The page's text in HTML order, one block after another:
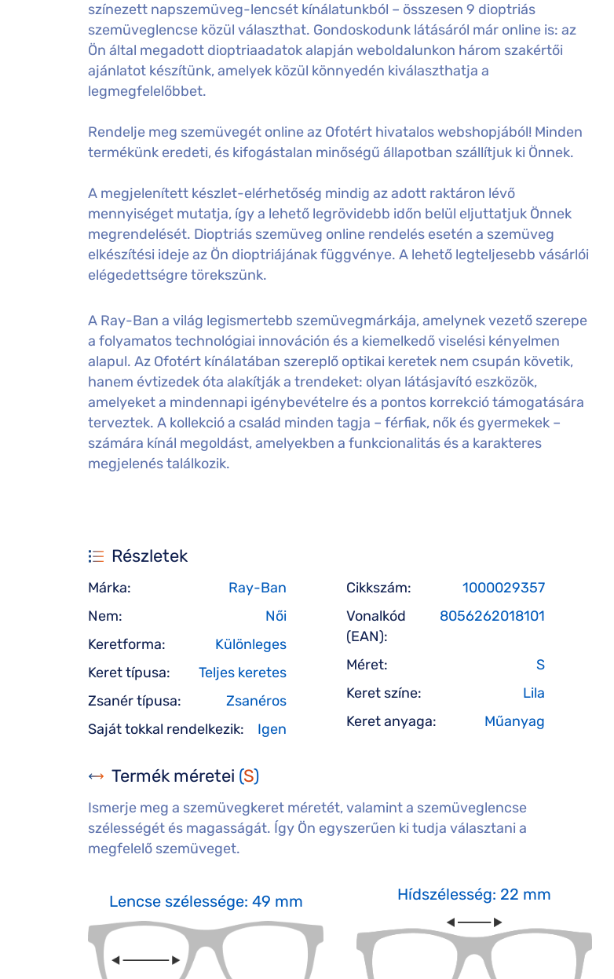
színezett napszemüveg-lencsét kínálatunkból – összesen 9 dioptriás
szemüveglencse közül választhat. Gondoskodunk látásáról már online is: az
Ön által megadott dioptriaadatok alapján weboldalunkon három szakértői
ajánlatot készítünk, amelyek közül könnyedén kiválaszthatja a
legmegfelelőbbet.
Rendelje meg szemüvegét online az Ofotért hivatalos webshopjából! Minden
termékünk eredeti, és kifogástalan minőségű állapotban szállítjuk ki Önnek.
A megjelenített készlet-elérhetőség mindig az adott raktáron lévő
mennyiséget mutatja, így a lehető legrövidebb időn belül eljuttatjuk Önnek
megrendelését. Dioptriás szemüveg online rendelés esetén a szemüveg
elkészítési ideje az Ön dioptriájának függvénye. A lehető legteljesebb vásárlói
elégedettségre törekszünk.
A Ray-Ban a világ legismertebb szemüvegmárkája, amelynek vezető szerepe
a folyamatos technológiai innováción és a kiemelkedő viselési kényelmen
alapul. Az Ofotért kínálatában szereplő optikai keretek nem csupán követik,
hanem évtizedek óta alakítják a trendeket: olyan látásjavító eszközök,
amelyeket a mindennapi igénybevételre és a pontos korrekció támogatására
terveztek. A kollekció a család minden tagja – férfiak, nők és gyermekek –
számára kínál megoldást, amelyekben a funkcionalitás és a karakteres
megjelenés találkozik.
Részletek
Márka:
Ray-Ban
Nem:
Női
Keretforma:
Különleges
Keret típusa:
Teljes keretes
Zsanér típusa:
Zsanéros
Saját tokkal rendelkezik:
Igen
Cikkszám:
1000029357
Vonalkód
(EAN):
8056262018101
Méret:
S
Keret színe:
Lila
Keret anyaga:
Műanyag
Termék méretei (S)
Ismerje meg a szemüvegkeret méretét, valamint a szemüveglencse
szélességét és magasságát. Így Ön egyszerűen ki tudja választani a
megfelelő szemüveget.
Lencse szélessége: 49 mm Hídszélesség: 22 mm